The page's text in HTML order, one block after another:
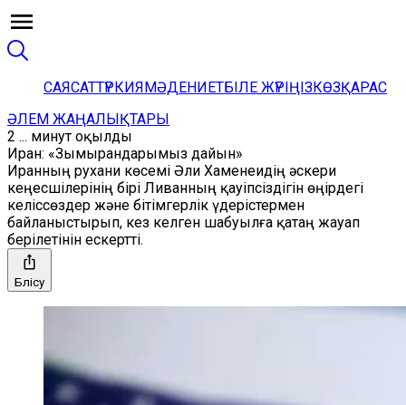
САЯСАТТҮРКИЯМӘДЕНИЕТБІЛЕ ЖҮРІҢІЗКӨЗҚАРАС
ӘЛЕМ ЖАҢАЛЫҚТАРЫ
2 ... минут оқылды
Иран: «Зымырандарымыз дайын»
Иранның рухани көсемі Әли Хаменеидің әскери
кеңесшілерінің бірі Ливанның қауіпсіздігін өңірдегі
келіссөздер және бітімгерлік үдерістермен
байланыстырып, кез келген шабуылға қатаң жауап
берілетінін ескертті.
Бөлісу